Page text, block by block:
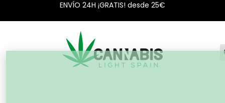
ENVÍO 24H ¡GRATIS! desde 25€